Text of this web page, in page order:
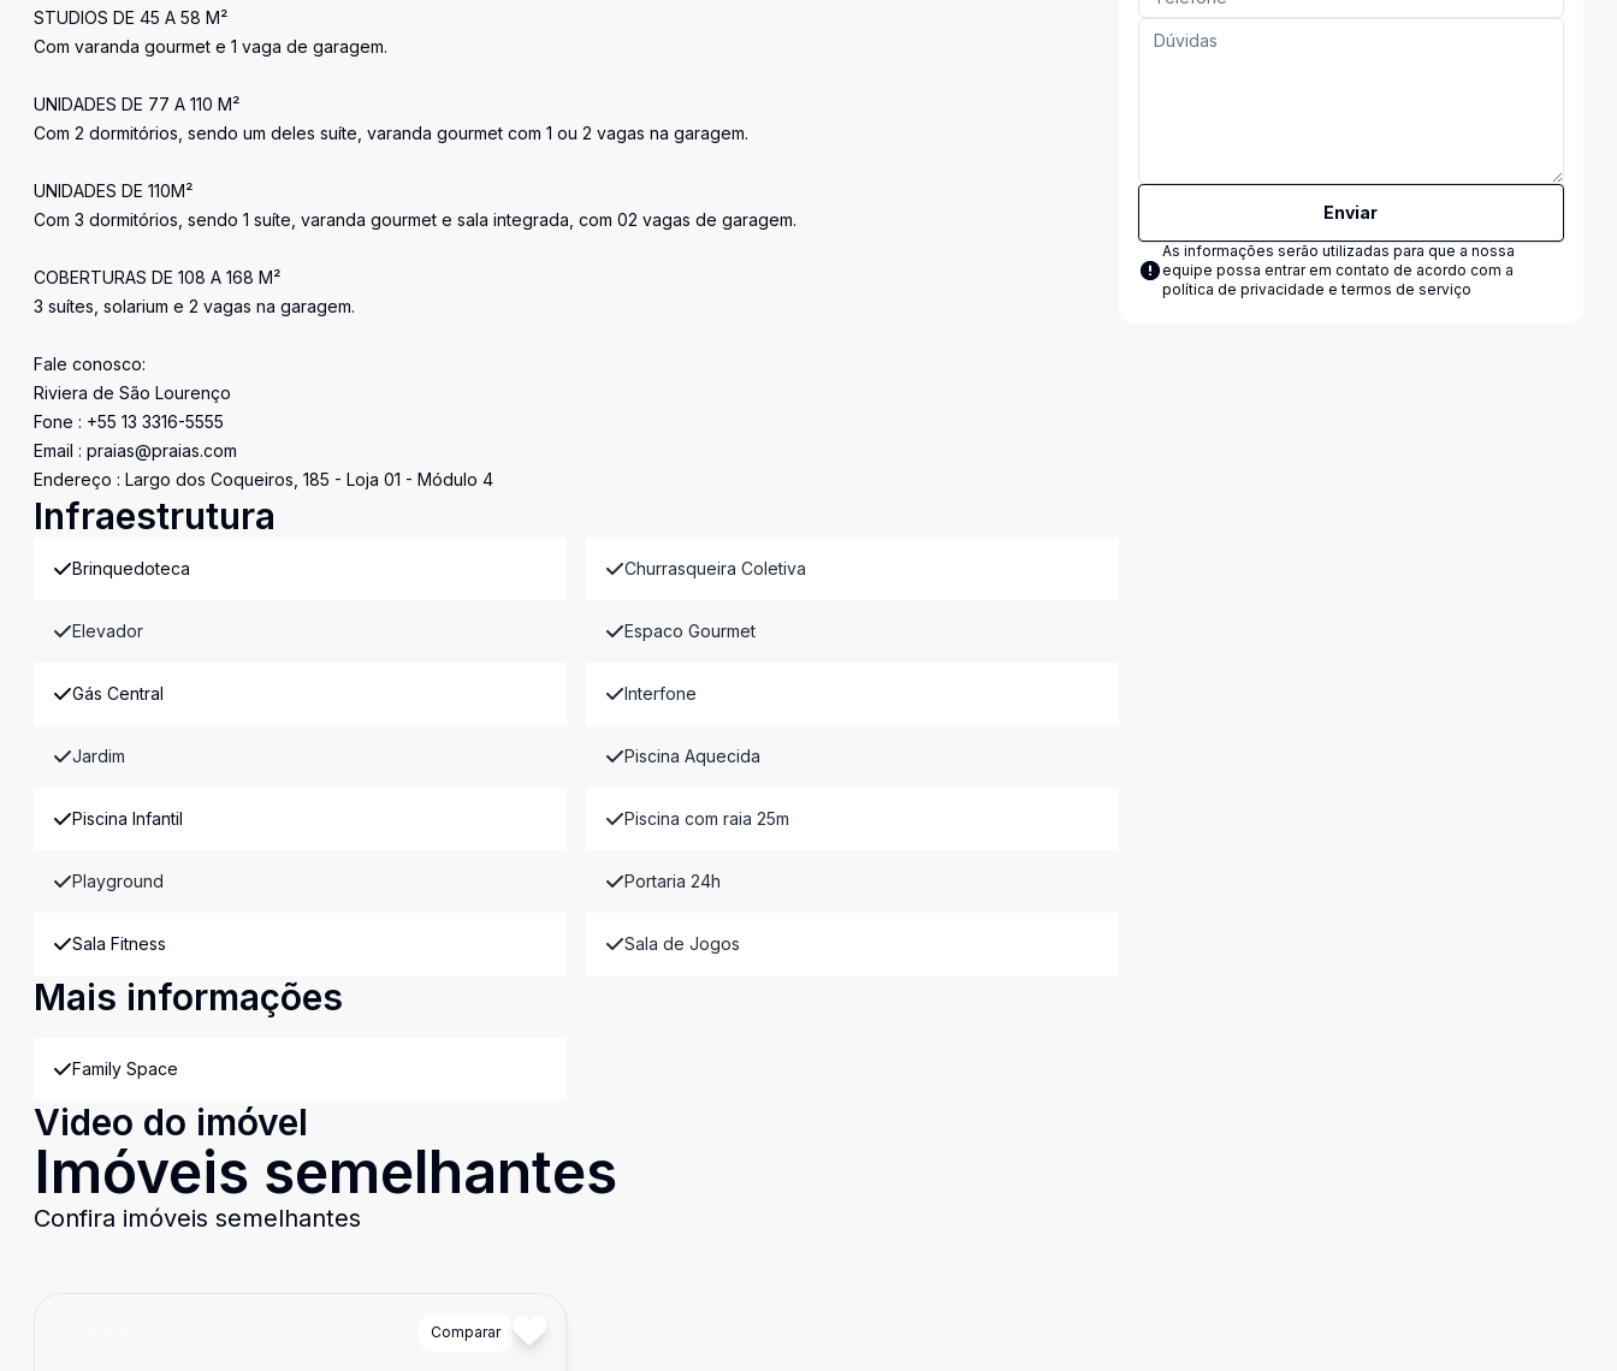
STUDIOS DE 45 A 58 M²
Com varanda gourmet e 1 vaga de garagem.
UNIDADES DE 77 A 110 M²
Com 2 dormitórios, sendo um deles suíte, varanda gourmet com 1 ou 2 vagas na garagem.
UNIDADES DE 110M²
Com 3 dormitórios, sendo 1 suíte, varanda gourmet e sala integrada, com 02 vagas de garagem.
COBERTURAS DE 108 A 168 M²
3 suítes, solarium e 2 vagas na garagem.
Fale conosco:
Riviera de São Lourenço
Fone : +55 13 3316-5555
Email : praias@praias.com
Endereço : Largo dos Coqueiros, 185 - Loja 01 - Módulo 4
Infraestrutura
Brinquedoteca Churrasqueira Coletiva
Elevador Espaco Gourmet
Gás Central Interfone
Jardim Piscina Aquecida
Piscina Infantil Piscina com raia 25m
Playground Portaria 24h
Sala Fitness Sala de Jogos
Mais informações
Family Space
Video do imóvel
Imóveis semelhantes
Confira imóveis semelhantes
Comparar
Enviar
As informações serão utilizadas para que a nossa
equipe possa entrar em contato de acordo com a
política de privacidade e termos de serviço